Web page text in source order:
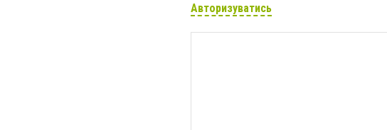
Авторизуватись